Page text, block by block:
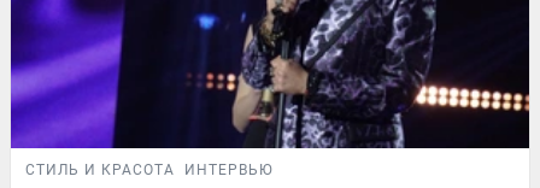
СТИЛЬ И КРАСОТА ИНТЕРВЬЮ